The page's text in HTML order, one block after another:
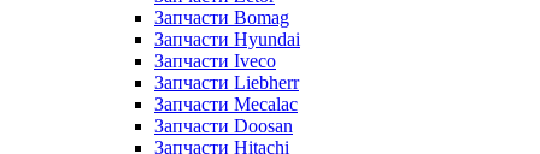
Запчасти Bomag
Запчасти Hyundai
Запчасти Iveco
Запчасти Liebherr
Запчасти Mecalac
Запчасти Doosan
Запчасти Hitachi